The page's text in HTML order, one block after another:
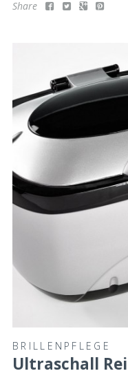
Share
BRILLENPFLEGE
Ultraschall